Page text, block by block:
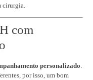
cirurgia.
com
personalizado.
por isso, um bom